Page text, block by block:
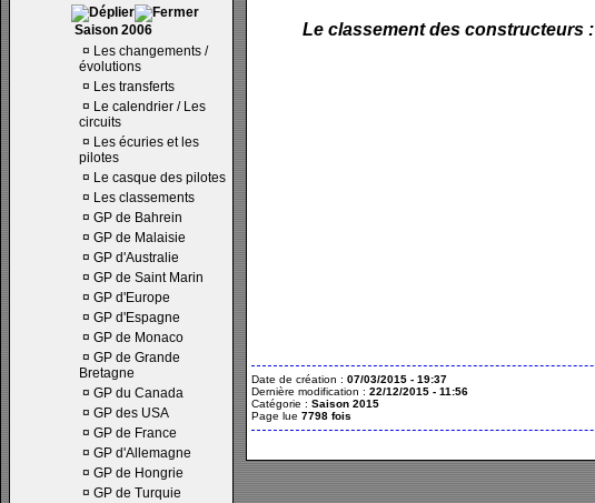
Saison 2006
¤ Les changements /
évolutions
¤ Les transferts
¤ Le calendrier / Les
circuits
¤ Les écuries et les
pilotes
¤ Le casque des pilotes
¤ Les classements
¤ GP de Bahrein
¤ GP de Malaisie
¤ GP d'Australie
¤ GP de Saint Marin
¤ GP d'Europe
¤ GP d'Espagne
¤ GP de Monaco
¤ GP de Grande
Bretagne
¤ GP du Canada
¤ GP des USA
¤ GP de France
¤ GP d'Allemagne
¤ GP de Hongrie
¤ GP de Turquie
Le classement des constructeurs :
Date de création : 07/03/2015 - 19:37
Dernière modification : 22/12/2015 - 11:56
Catégorie : Saison 2015
Page lue 7798 fois